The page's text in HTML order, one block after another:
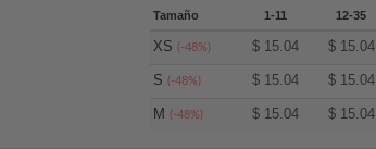
Tamaño 1-11 12-35
XS(-48%) $ 15.04 $ 15.04
S(-48%) $ 15.04 $ 15.04
M(-48%) $ 15.04 $ 15.04